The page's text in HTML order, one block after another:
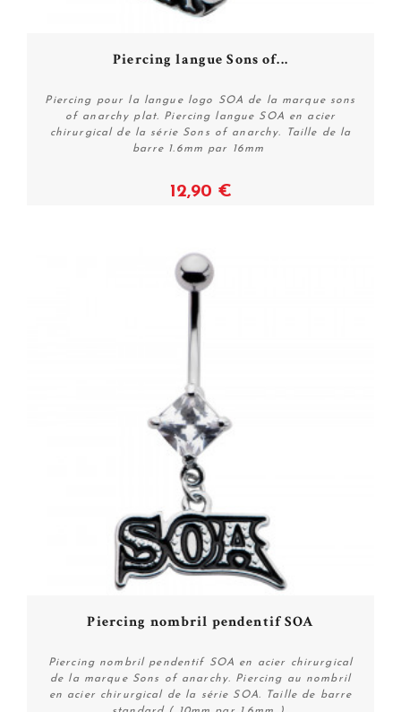
Voir
Piercing langue Sons of...
Piercing pour la langue logo SOA de la marque sons
of anarchy plat. Piercing langue SOA en acier
chirurgical de la série Sons of anarchy. Taille de la
barre 1.6mm par 16mm
12,90 €
Piercing nombril pendentif SOA
Piercing nombril pendentif SOA en acier chirurgical
de la marque Sons of anarchy. Piercing au nombril
en acier chirurgical de la série SOA. Taille de barre